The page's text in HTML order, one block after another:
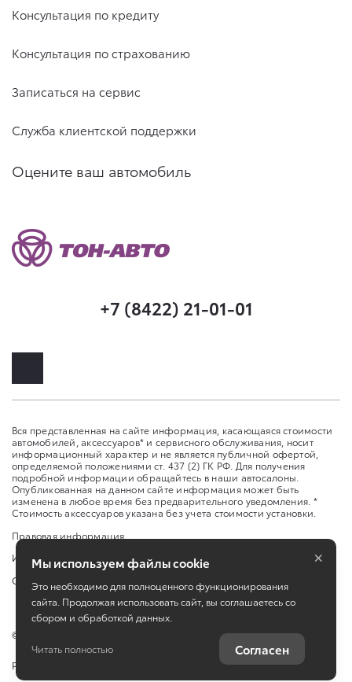
Консультация по кредиту
Консультация по страхованию
Записаться на сервис
Служба клиентской поддержки
Оцените ваш автомобиль
+7 (8422) 21-01-01
Вся представленная на сайте информация, касающаяся стоимости
автомобилей, аксессуаров* и сервисного обслуживания, носит
информационный характер и не является публичной офертой,
определяемой положениями ст. 437 (2) ГК РФ. Для получения
подробной информации обращайтесь в наши автосалоны.
Опубликованная на данном сайте информация может быть
изменена в любое время без предварительного уведомления. *
Стоимость аксессуаров указана без учета стоимости установки.
Правовая информация
Изменить настройку cookies
Сбросить cookie
©
Работает на технологиях
Мы используем файлы cookie
Это необходимо для полноценного функционирования
сайта. Продолжая использовать сайт, вы соглашаетесь со
сбором и обработкой данных.
Читать полностью Согласен
×